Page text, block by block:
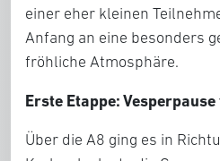
einer eher kleinen
Anfang an eine besonders
fröhliche Atmosphäre.
Erste Etappe:
Über die A8 ging es in